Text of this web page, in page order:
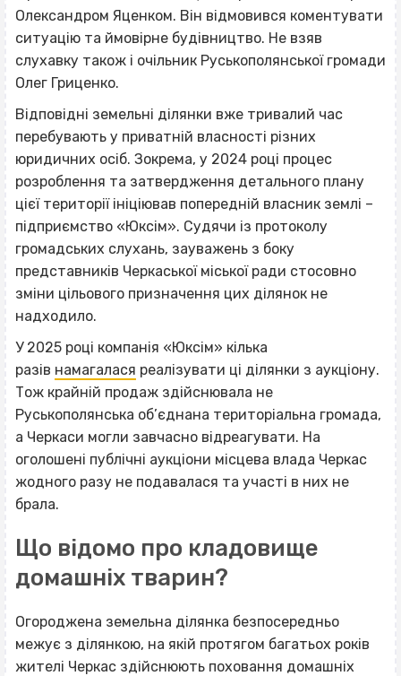
Олександром Яценком. Він відмовився коментувати
ситуацію та ймовірне будівництво. Не взяв
слухавку також і очільник Руськополянської громади
Олег Гриценко.
Відповідні земельні ділянки вже тривалий час
перебувають у приватній власності різних
юридичних осіб. Зокрема, у 2024 році процес
розроблення та затвердження детального плану
цієї території ініціював попередній власник землі –
підприємство «Юксім». Судячи із протоколу
громадських слухань, зауважень з боку
представників Черкаської міської ради стосовно
зміни цільового призначення цих ділянок не
надходило.
У 2025 році компанія «Юксім» кілька
разів намагалася реалізувати ці ділянки з аукціону.
Тож крайній продаж здійснювала не
Руськополянська об’єднана територіальна громада,
а Черкаси могли завчасно відреагувати. На
оголошені публічні аукціони місцева влада Черкас
жодного разу не подавалася та участі в них не
брала.
Що відомо про кладовище
домашніх тварин?
Огороджена земельна ділянка безпосередньо
межує з ділянкою, на якій протягом багатьох років
жителі Черкас здійснюють поховання домашніх